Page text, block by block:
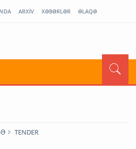
ARXİV XƏBƏRLƏR ƏLAQƏ
TENDER